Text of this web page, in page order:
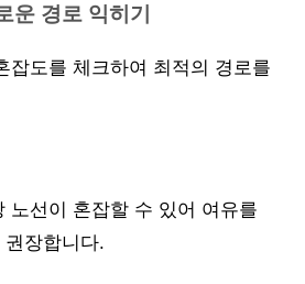
운 경로 익히기
잡도를 체크하여 최적의 경로를
노선이 혼잡할 수 있어 여유를
장합니다.